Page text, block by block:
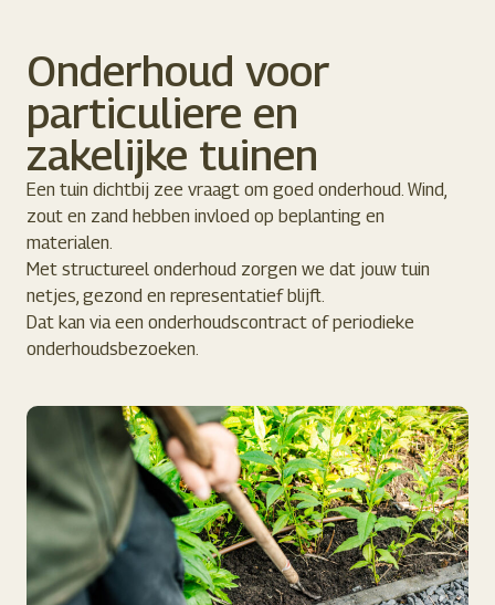
Onderhoud voor
particuliere en
zakelijke tuinen
Een tuin dichtbij zee vraagt om goed onderhoud. Wind,
zout en zand hebben invloed op beplanting en
materialen.
Met structureel onderhoud zorgen we dat jouw tuin
netjes, gezond en representatief blijft.
Dat kan via een onderhoudscontract of periodieke
onderhoudsbezoeken.